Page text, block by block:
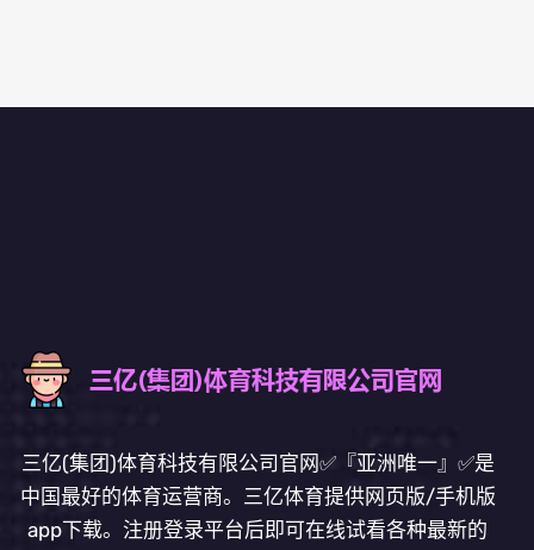
三亿(集团)体育科技有限公司官网✅『亚洲唯一』✅是
中国最好的体育运营商。三亿体育提供网页版/手机版
app下载。注册登录平台后即可在线试看各种最新的